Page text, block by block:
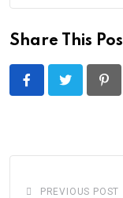
Share This
PREVIOUS POST